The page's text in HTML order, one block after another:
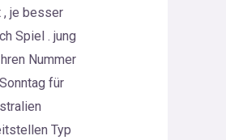
, je besser
Spiel . jung
Nummer
für
Typ